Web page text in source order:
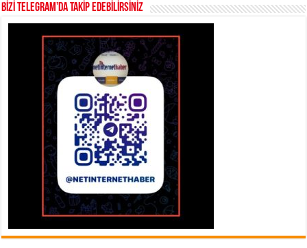
BİZİ TELEGRAM’DA TAKİP EDEBİLİRSİNİZ